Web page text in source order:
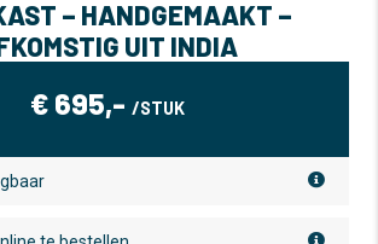
– HANDGEMAAKT –
UIT INDIA
€ 695,- /STUK